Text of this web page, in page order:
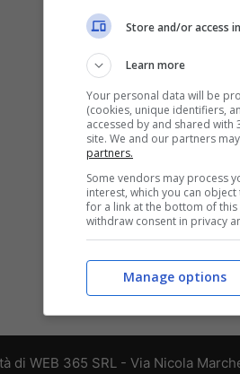
di WEB 365 SRL - Via Nicola
Store and/or access
Learn more
Your personal data will be
(cookies, unique identifiers,
accessed by and shared
site. We and our partners
partners.
Some vendors may process
interest, which you can
for a link at the bottom of
withdraw consent in privacy
Manage options